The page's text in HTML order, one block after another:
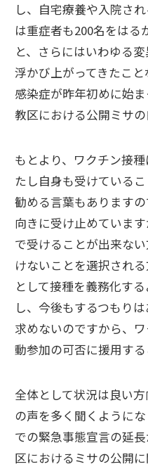
し、自宅療養や入院さ
は重症者も200名をはる
と、さらにはいわゆる
浮かび上がってきたこ
感染症が昨年初めに始
教区における公開ミサの
もとより、ワクチン接
たし自身も受けている
勧める言葉もあります
向きに受け止めていま
で受けることが出来な
けないことを選択され
として接種を義務化す
し、今後もするつもり
求めないのですから、
動参加の可否に援用する
全体として状況は良い
の声を多く聞くように
での緊急事態宣言の延
区におけるミサの公開